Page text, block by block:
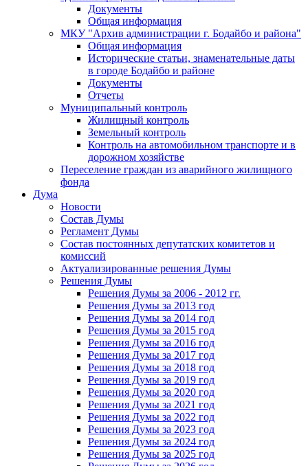
Документы
Общая информация
МКУ "Архив администрации г. Бодайбо и района"
Общая информация
Исторические статьи, знаменательные даты
в городе Бодайбо и районе
Документы
Отчеты
Муниципальный контроль
Жилищный контроль
Земельный контроль
Контроль на автомобильном транспорте и в
дорожном хозяйстве
Переселение граждан из аварийного жилищного
фонда
Дума
Новости
Состав Думы
Регламент Думы
Состав постоянных депутатских комитетов и
комиссий
Актуализированные решения Думы
Решения Думы
Решения Думы за 2006 - 2012 гг.
Решения Думы за 2013 год
Решения Думы за 2014 год
Решения Думы за 2015 год
Решения Думы за 2016 год
Решения Думы за 2017 год
Решения Думы за 2018 год
Решения Думы за 2019 год
Решения Думы за 2020 год
Решения Думы за 2021 год
Решения Думы за 2022 год
Решения Думы за 2023 год
Решения Думы за 2024 год
Решения Думы за 2025 год